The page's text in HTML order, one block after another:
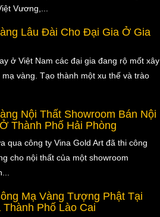
Vương,...
Lâu Đài Cho Đại Gia Ở Gia
ở Việt Nam các đại gia đang rộ mốt xây
mạ vàng. Tạo thành một xu thế và trào
Nội Thất Showroom Bán Nội
Thành Phố Hải Phòng
qua công ty Vina Gold Art đã thi công
cho nội thất của một showroom
Mạ Vàng Tượng Phật Tại
Thành Phố Lào Cai